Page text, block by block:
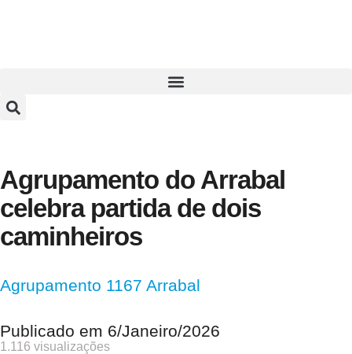
Agrupamento do Arrabal
celebra partida de dois
caminheiros
Agrupamento 1167 Arrabal
Publicado em 6/Janeiro/2026
1.116 visualizações